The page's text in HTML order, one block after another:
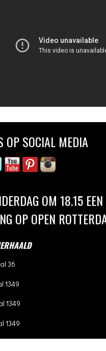
OP SOCIAL MEDIA
OM 18.15
OP OPEN
36
1349
1349